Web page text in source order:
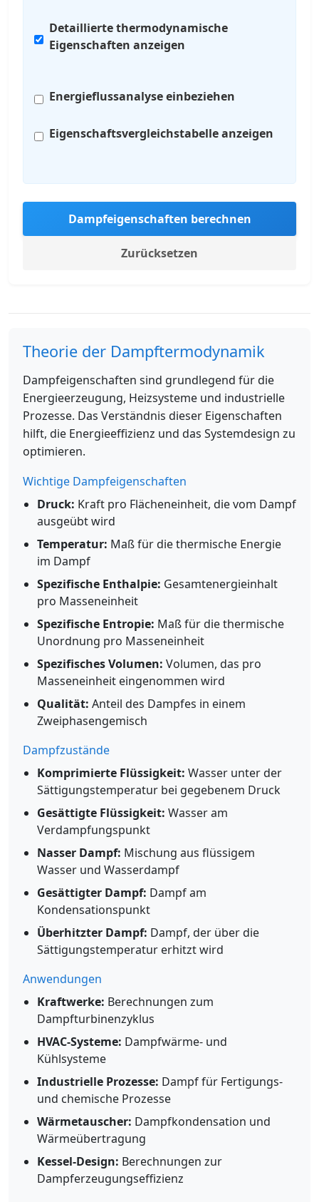
Detaillierte thermodynamische
Eigenschaften anzeigen
Energieflussanalyse einbeziehen
Eigenschaftsvergleichstabelle anzeigen
Dampfeigenschaften berechnen
Zurücksetzen
Theorie der Dampftermodynamik
Dampfeigenschaften sind grundlegend für die
Energieerzeugung, Heizsysteme und industrielle
Prozesse. Das Verständnis dieser Eigenschaften
hilft, die Energieeffizienz und das Systemdesign zu
optimieren.
Wichtige Dampfeigenschaften
Druck: Kraft pro Flächeneinheit, die vom Dampf
ausgeübt wird
Temperatur: Maß für die thermische Energie
im Dampf
Spezifische Enthalpie: Gesamtenergieinhalt
pro Masseneinheit
Spezifische Entropie: Maß für die thermische
Unordnung pro Masseneinheit
Spezifisches Volumen: Volumen, das pro
Masseneinheit eingenommen wird
Qualität: Anteil des Dampfes in einem
Zweiphasengemisch
Dampfzustände
Komprimierte Flüssigkeit: Wasser unter der
Sättigungstemperatur bei gegebenem Druck
Gesättigte Flüssigkeit: Wasser am
Verdampfungspunkt
Nasser Dampf: Mischung aus flüssigem
Wasser und Wasserdampf
Gesättigter Dampf: Dampf am
Kondensationspunkt
Überhitzter Dampf: Dampf, der über die
Sättigungstemperatur erhitzt wird
Anwendungen
Kraftwerke: Berechnungen zum
Dampfturbinenzyklus
HVAC-Systeme: Dampfwärme- und
Kühlsysteme
Industrielle Prozesse: Dampf für Fertigungs-
und chemische Prozesse
Wärmetauscher: Dampfkondensation und
Wärmeübertragung
Kessel-Design: Berechnungen zur
Dampferzeugungseffizienz